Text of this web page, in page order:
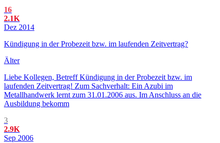
16
2.1K
Dez 2014
Kündigung in der Probezeit bzw. im laufenden Zeitvertrag?
Älter
Liebe Kollegen, Betreff Kündigung in der Probezeit bzw. im
laufenden Zeitvertrag! Zum Sachverhalt: Ein Azubi im
Metallhandwerk lernt zum 31.01.2006 aus. Im Anschluss an die
Ausbildung bekomm
3
2.9K
Sep 2006